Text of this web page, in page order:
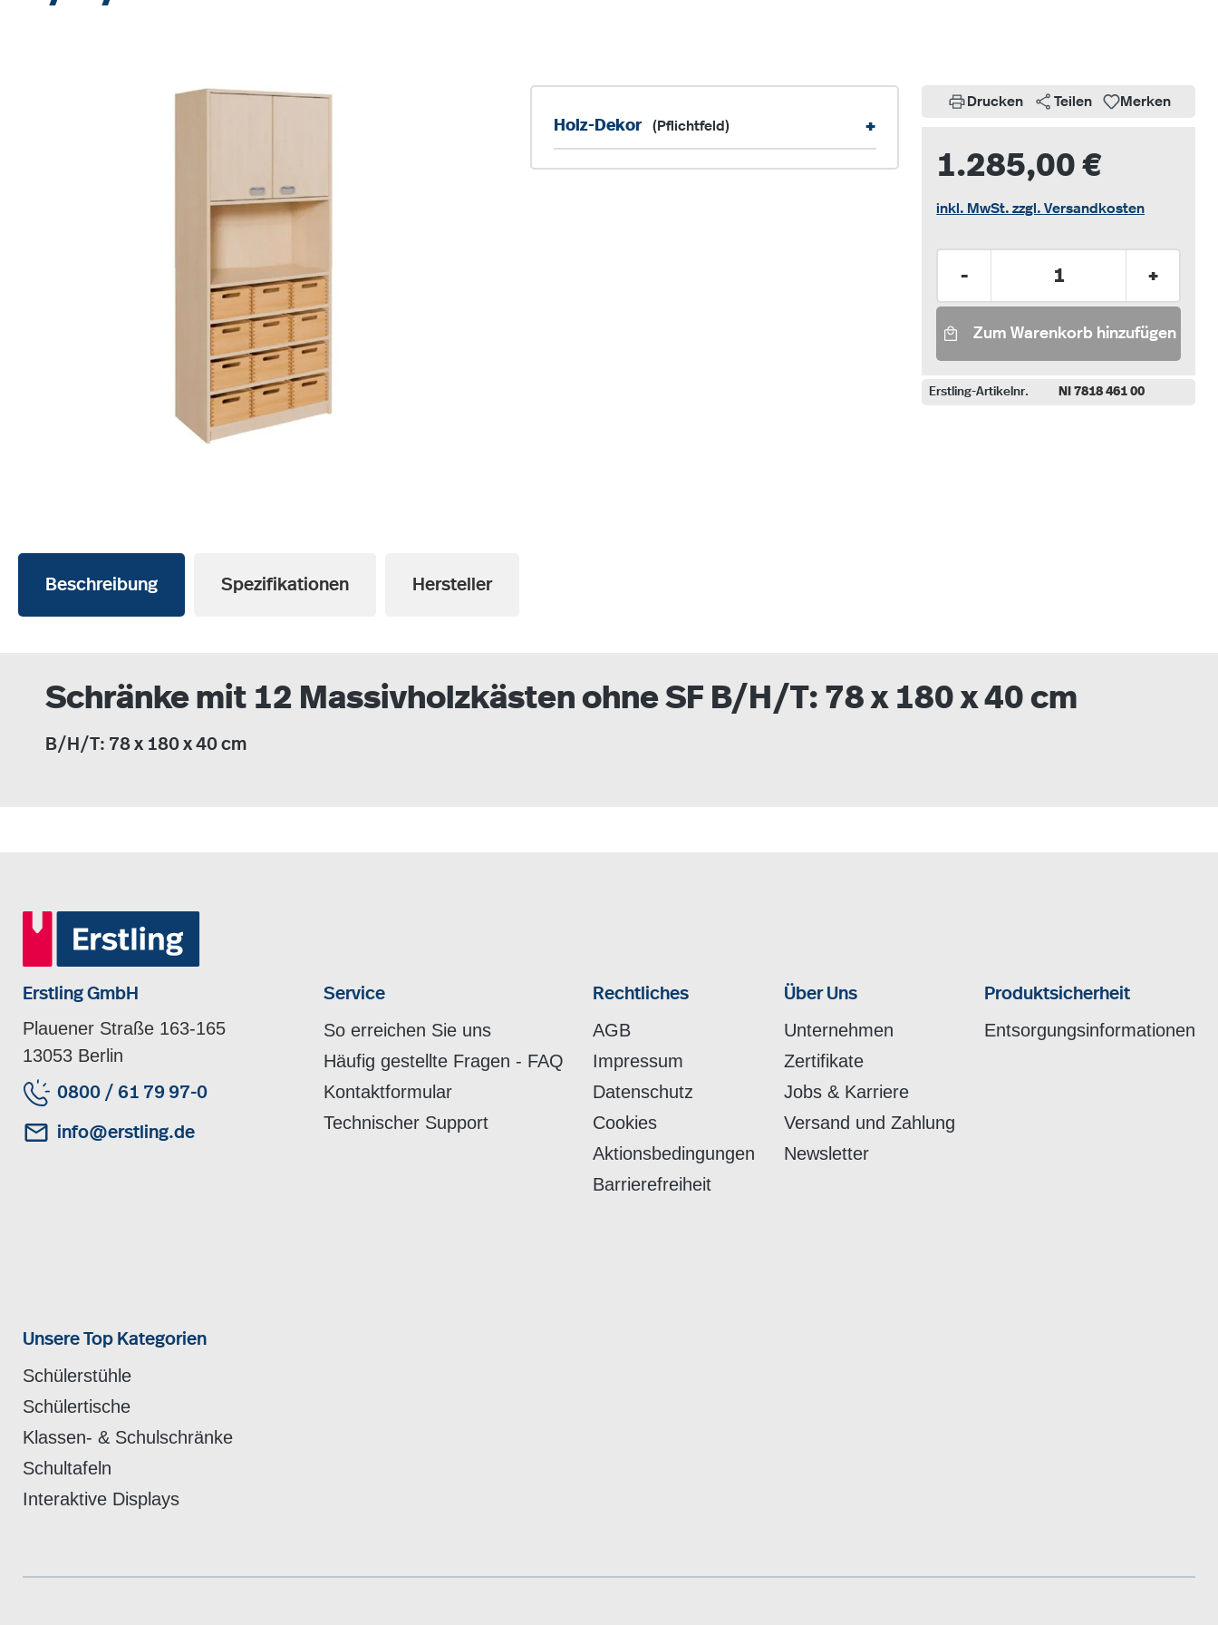
Holz-Dekor (Pflichtfeld) +
Drucken Teilen Merken
1.285,00 €
inkl. MwSt. zzgl. Versandkosten
Produkt Anzahl: Gib den
- +
Zum Warenkorb hinzufügen
Erstling-Artikelnr. NI 7818 461 00
Beschreibung Spezifikationen Hersteller
Schränke mit 12 Massivholzkästen ohne SF B/H/T: 78 x 180 x 40 cm
B/H/T: 78 x 180 x 40 cm
Erstling GmbH
Plauener Straße 163-165
13053 Berlin
0800 / 61 79 97-0
info@erstling.de
Service
So erreichen Sie uns
Häufig gestellte Fragen - FAQ
Kontaktformular
Technischer Support
Rechtliches
AGB
Impressum
Datenschutz
Cookies
Aktionsbedingungen
Barrierefreiheit
Über Uns
Unternehmen
Zertifikate
Jobs & Karriere
Versand und Zahlung
Newsletter
Produktsicherheit
Entsorgungsinformationen
Unsere Top Kategorien
Schülerstühle
Schülertische
Klassen- & Schulschränke
Schultafeln
Interaktive Displays